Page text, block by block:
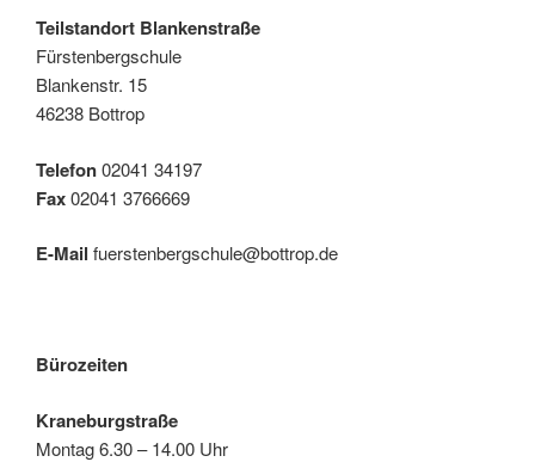
Teilstandort Blankenstraße
Fürstenbergschule
Blankenstr. 15
46238 Bottrop
Telefon02041 34197
Fax02041 3766669
E-Mail fuerstenbergschule@bottrop.de
Bürozeiten
Kraneburgstraße
Montag 6.30 – 14.00 Uhr